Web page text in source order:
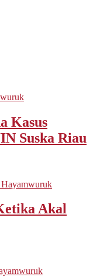
Kasus
Suska Riau
Akal